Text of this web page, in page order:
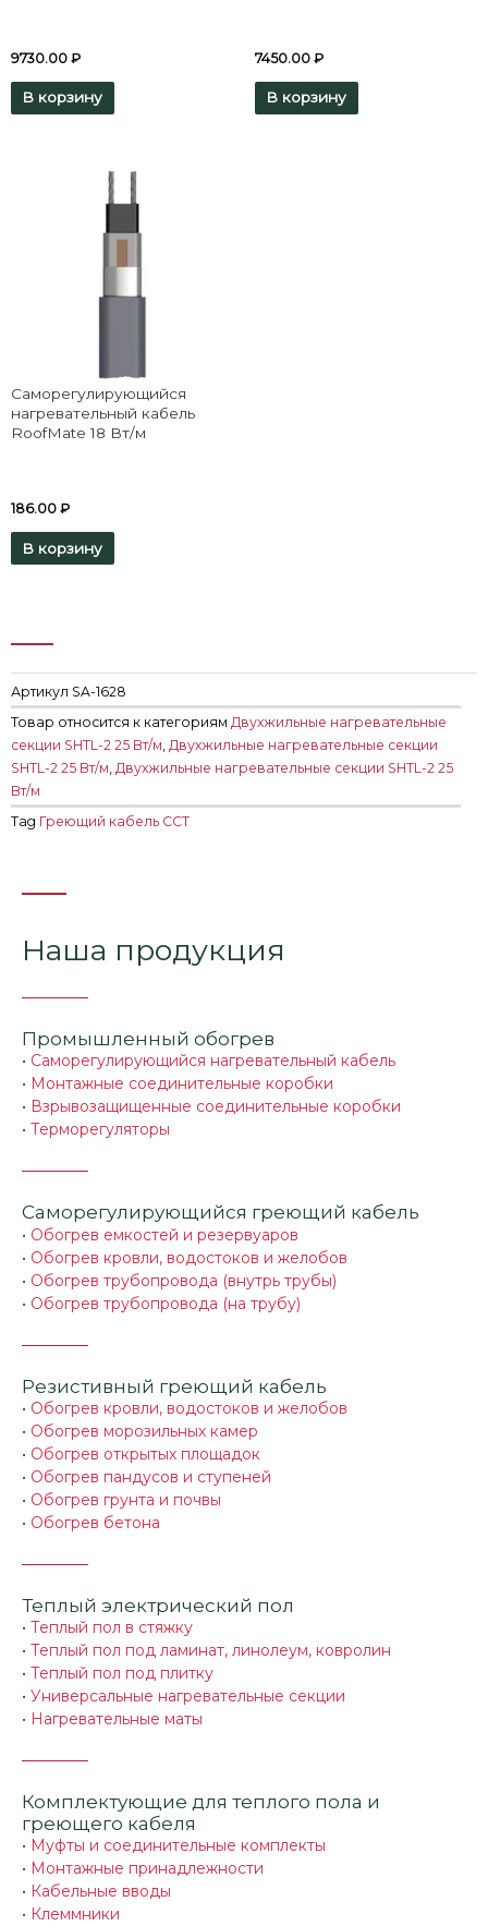
9730.00 ₽
В корзину
7450.00 ₽
В корзину
Саморегулирующийся
нагревательный кабель
RoofMate 18 Вт/м
186.00 ₽
В корзину
Артикул SA-1628
Товар относится к категориям Двухжильные нагревательные
секции SHTL-2 25 Вт/м, Двухжильные нагревательные секции
SHTL-2 25 Вт/м, Двухжильные нагревательные секции SHTL-2 25
Вт/м
Tag Греющий кабель ССТ
Наша продукция
Промышленный обогрев
• Саморегулирующийся нагревательный кабель
• Монтажные соединительные коробки
• Взрывозащищенные соединительные коробки
• Терморегуляторы
Саморегулирующийся греющий кабель
• Обогрев емкостей и резервуаров
• Обогрев кровли, водостоков и желобов
• Обогрев трубопровода (внутрь трубы)
• Обогрев трубопровода (на трубу)
Резистивный греющий кабель
• Обогрев кровли, водостоков и желобов
• Обогрев морозильных камер
• Обогрев открытых площадок
• Обогрев пандусов и ступеней
• Обогрев грунта и почвы
• Обогрев бетона
Теплый электрический пол
• Теплый пол в стяжку
• Теплый пол под ламинат, линолеум, ковролин
• Теплый пол под плитку
• Универсальные нагревательные секции
• Нагревательные маты
Комплектующие для теплого пола и
греющего кабеля
• Муфты и соединительные комплекты
• Монтажные принадлежности
• Кабельные вводы
• Клеммники